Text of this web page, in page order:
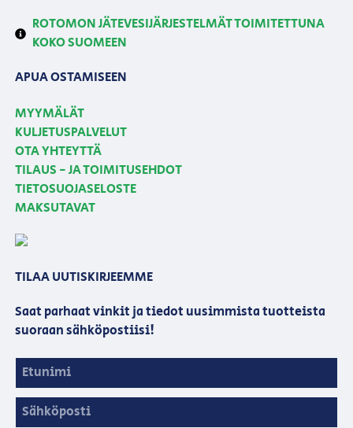
ROTOMON JÄTEVESIJÄRJESTELMÄT TOIMITETTUNA
KOKO SUOMEEN
APUA OSTAMISEEN
MYYMÄLÄT
KULJETUSPALVELUT
OTA YHTEYTTÄ
TILAUS - JA TOIMITUSEHDOT
TIETOSUOJASELOSTE
MAKSUTAVAT
TILAA UUTISKIRJEEMME
Saat parhaat vinkit ja tiedot uusimmista tuotteista
suoraan sähköpostiisi!